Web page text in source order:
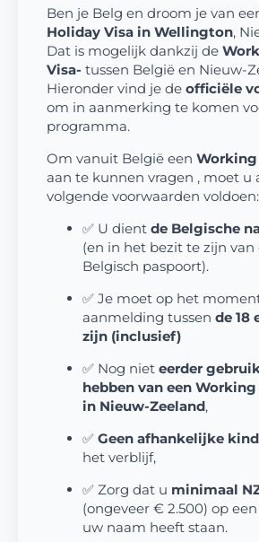
Ben je Belg en droom je van
Holiday Visa in Wellington,
Dat is mogelijk dankzij de
Visa- tussen België en Nieuw-
Hieronder vind je de officiële
om in aanmerking te komen
programma.
Om vanuit België een Working
aan te kunnen vragen , moet u
volgende voorwaarden voldoen:
✅ U dient de Belgische
(en in het bezit te zijn van
Belgisch paspoort).
✅ Je moet op het
aanmelding tussen de 18
zijn (inclusief)
✅ Nog niet eerder
hebben van een
in Nieuw-Zeeland,
✅ Geen afhankelijke
het verblijf,
✅ Zorg dat u minimaal
(ongeveer € 2.500) op
uw naam heeft staan.